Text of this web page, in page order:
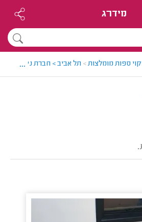
מידרג
ספות מומלצות> תל אביב > חברת ניקוי
...